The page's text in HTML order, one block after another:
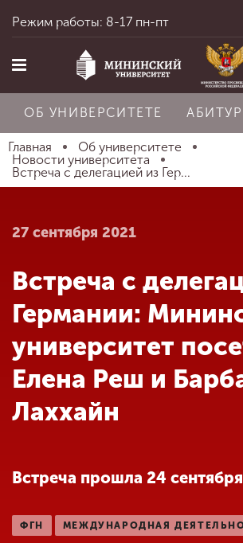
Главная
Абитуриенту
Обучение
Наука
Международная
деятельность
Режим работы: 8-17 пн-пт
ОБ УНИВЕРСИТЕТЕ
Главная
Об университете
Новости университета
Встреча с делегацией из Гер...
27 сентября 2021
Встреча с
Германии:
университет
Елена Реш и
Лаххайн
Встреча прошла 24
ФГН МЕЖДУНАРОДНАЯ